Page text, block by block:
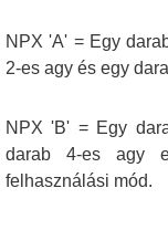
NPX 'A' = Egy
2-es agy és egy
NPX 'B' = Egy
darab 4-es agy
felhasználási mód.